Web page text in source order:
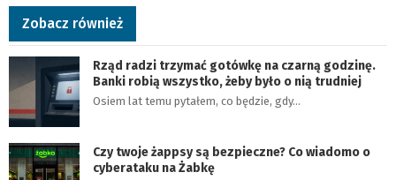
Zobacz również
Rząd radzi trzymać gotówkę na czarną godzinę.
Banki robią wszystko, żeby było o nią trudniej
Osiem lat temu pytałem, co będzie, gdy…
Czy twoje żappsy są bezpieczne? Co wiadomo o
cyberataku na Żabkę